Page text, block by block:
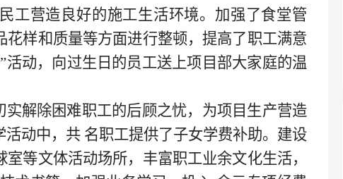
工营造良好的施工生活环境。加强了食堂管
样和质量等方面进行整顿，提高了职工满意
活动，向过生日的员工送上项目部大家庭的温
解除困难职工的后顾之忧，为项目生产营造
活动中，共 名职工提供了子女学费补助。建设
等文体活动场所，丰富职工业余文化生活，